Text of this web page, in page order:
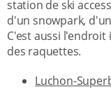
station de ski
d'un snowpark,
C'est aussi
des raquettes.
Luchon-